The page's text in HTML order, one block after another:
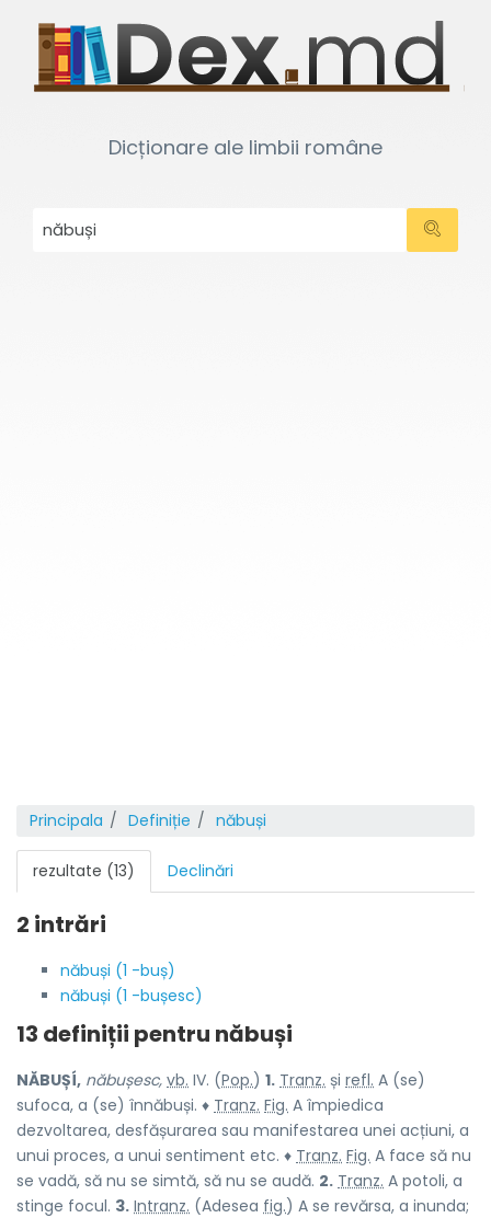
Dicționare ale limbii române
Principala Definiție năbuși
rezultate (13) Declinări
2 intrări
năbuși (1 -buș)
năbuși (1 -bușesc)
13 definiții pentru năbuși
NĂBUȘÍ, năbușesc, vb. IV. (Pop.) 1. Tranz. și refl. A (se)
sufoca, a (se) înnăbuși. ♦ Tranz. Fig. A împiedica
dezvoltarea, desfășurarea sau manifestarea unei acțiuni, a
unui proces, a unui sentiment etc. ♦ Tranz. Fig. A face să nu
se vadă, să nu se simtă, să nu se audă. 2. Tranz. A potoli, a
stinge focul. 3. Intranz. (Adesea fig.) A se revărsa, a inunda;